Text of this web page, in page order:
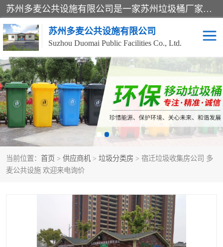
苏州多麦公共设施有限公司是一家苏州垃圾桶厂家，主营：塑料垃圾桶、分类果皮箱、户外园林椅、保安岗亭等产品厂家。全国统一热线电话：17105580222。公司组建完善的团队。设计人员，能根据客户要求，提供适合的设计方案，来满足客户的需求。
苏州多麦公共设施有限公司
Suzhou Duomai Public Facilities Co., Ltd.
当前位置： 首页 > 供应商机 > 垃圾分类房 > 宿迁垃圾收集房公司 多
麦公共设施 欢迎来电询价
办公室脚踩垃圾桶 保安岗亭
分类果皮箱 公园椅
垃圾分类房 塑料垃圾桶
防疫岗亭 吸烟岗亭